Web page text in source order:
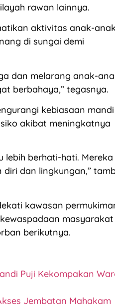
rawan lainnya.
aktivitas anak-anak
di sungai demi
dan melarang anak-
berbahaya,” tegasnya.
kebiasaan mandi
akibat meningkatnya
lebih berhati-hati. Mereka
dan lingkungan,”
kawasan
masyarakat
berikutnya.
Puji Kekompakan
Jembatan Mahakam